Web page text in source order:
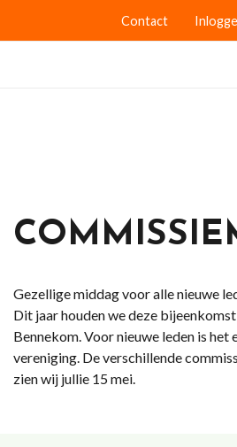
Contact
Gezellige middag voor alle nieuwe
Dit jaar houden we deze
Bennekom. Voor nieuwe leden is
vereniging. De verschillende
zien wij jullie 15 mei.